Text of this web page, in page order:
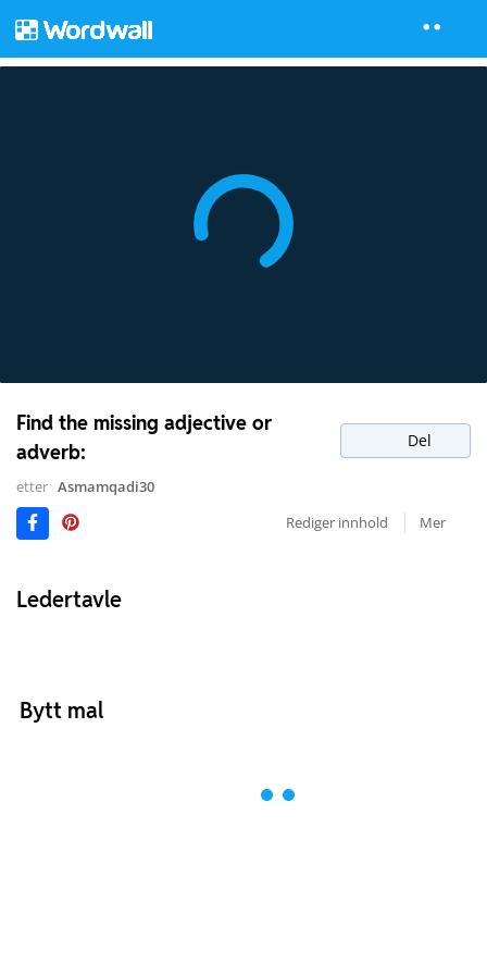
Find the missing adjective or
adverb:
Del
etter Asmamqadi30
Rediger innhold
Mer
Ledertavle
Bytt mal